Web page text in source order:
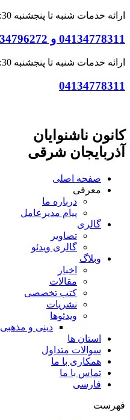
ارائه خدمات شنبه تا پنجشنبه 7:30 الی 13:30
04134778311 و 04134796272
ارائه خدمات شنبه تا پنجشنبه 7:30 تا 14:30
04134778311
کانون ناشنوایان
آذربایجان شرقی
صفحه اصلی
معرفی
درباره ما
پیام مدیرعامل
گالری
تصاویر
گالری ویدئو
وبلاگ
اخبار
مقالات
کتب تخصصی
نشریات
ویدئوها
دینی و مذهبی
استان ها
سوالات متداول
همکاری با ما
تماس با ما
فارسی
فهرست